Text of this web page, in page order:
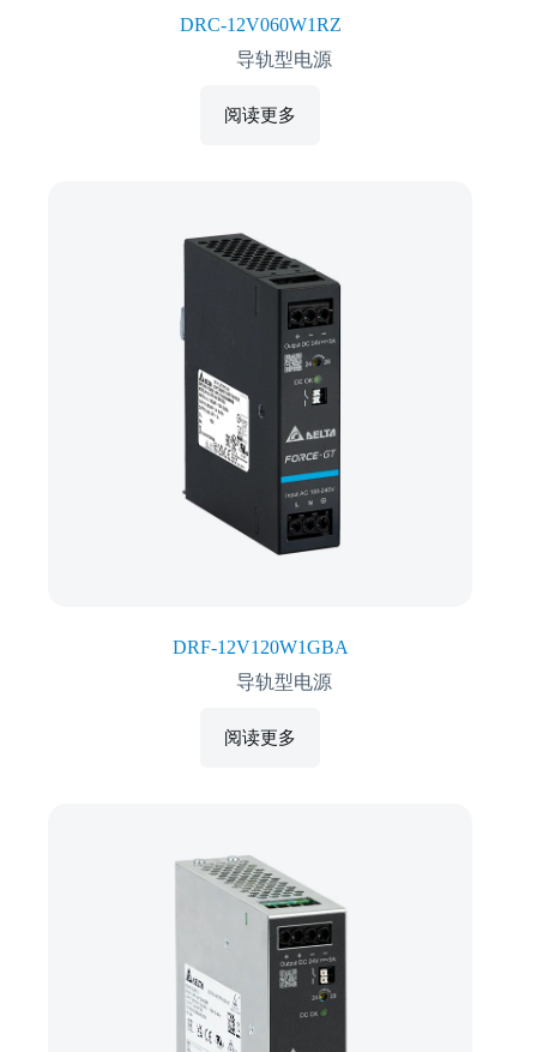
DRC-12V060W1RZ
导轨型电源
阅读更多
DRF-12V120W1GBA
导轨型电源
阅读更多